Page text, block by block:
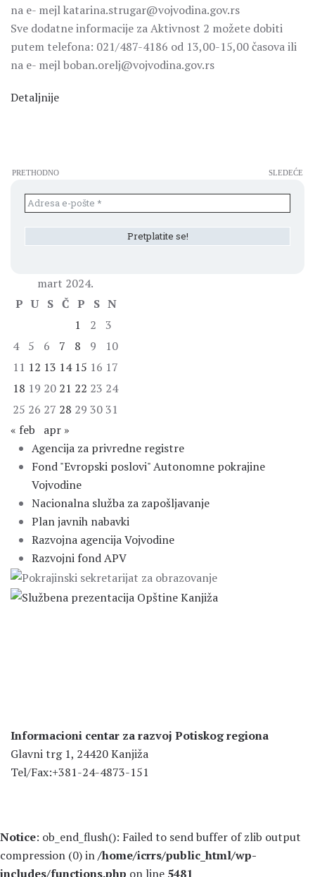
na e- mejl katarina.strugar@vojvodina.gov.rs
Sve dodatne informacije za Aktivnost 2 možete dobiti
putem telefona: 021/487-4186 od 13,00-15,00 časova ili
na e- mejl boban.orelj@vojvodina.gov.rs
Detaljnije
PRETHODNO SLEDEĆE
mart 2024.
P U S Č P S N
1
2
3
4
5 6 7 8 9
10
11 12 13 14 15 16 17
18 19 20 21 22 23 24
25 26 27 28 29 30 31
« feb
apr »
Agencija za privredne registre
Fond "Evropski poslovi" Autonomne pokrajine
Vojvodine
Nacionalna služba za zapošljavanje
Plan javnih nabavki
Razvojna agencija Vojvodine
Razvojni fond APV
Informacioni centar za razvoj Potiskog regiona
Glavni trg 1, 24420 Kanjiža
Tel/Fax:+381-24-4873-151
Notice: ob_end_flush(): Failed to send buffer of zlib output
compression (0) in/home/icrrs/public_html/wp-
includes/functions.php on line 5481